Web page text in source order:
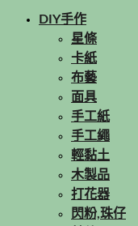
DIY手作
星條
卡紙
布藝
面具
手工紙
手工繩
輕黏土
木製品
打花器
閃粉,珠仔